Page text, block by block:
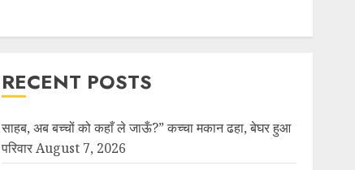
RECENT POSTS
साहब, अब बच्चों को कहाँ ले जाऊँ?” कच्चा मकान ढहा, बेघर हुआ
परिवार August 7, 2026